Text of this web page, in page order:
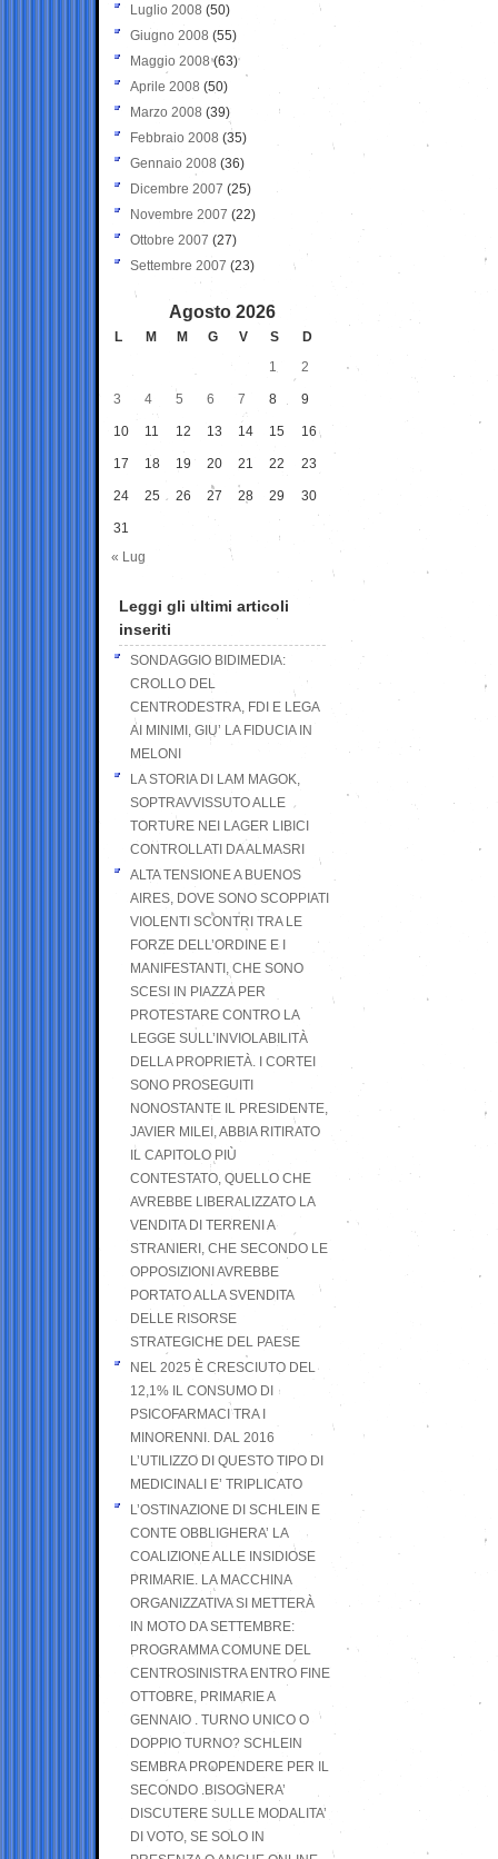
Luglio 2008 (50)
Giugno 2008 (55)
Maggio 2008(63)
Aprile 2008 (50)
Marzo 2008 (39)
Febbraio 2008 (35)
Gennaio 2008 (36)
Dicembre 2007 (25)
Novembre 2007 (22)
Ottobre 2007 (27)
Settembre 2007 (23)
Agosto 2026
L M M G V S
D
1
2
3 4 5 6 7 8 9
10 11 12 13 14 15 16
17 18 19 20 21 22 23
24 25 26 27 28 29 30
31
« Lug
Leggi gli ultimi articoli
inseriti
SONDAGGIO BIDIMEDIA:
CROLLO DEL
CENTRODESTRA, FDI E LEGA
AI MINIMI, GIU’ LA FIDUCIA IN
MELONI
LA STORIA DI LAM MAGOK,
SOPTRAVVISSUTO ALLE
TORTURE NEI LAGER LIBICI
CONTROLLATI DA ALMASRI
ALTA TENSIONE A BUENOS
AIRES, DOVE SONO SCOPPIATI
VIOLENTI SCONTRI TRA LE
FORZE DELL’ORDINE E I
MANIFESTANTI, CHE SONO
SCESI IN PIAZZA PER
PROTESTARE CONTRO LA
LEGGE SULL’INVIOLABILITÀ
DELLA PROPRIETÀ. I CORTEI
SONO PROSEGUITI
NONOSTANTE IL PRESIDENTE,
JAVIER MILEI, ABBIA RITIRATO
IL CAPITOLO PIÙ
CONTESTATO, QUELLO CHE
AVREBBE LIBERALIZZATO LA
VENDITA DI TERRENI A
STRANIERI, CHE SECONDO LE
OPPOSIZIONI AVREBBE
PORTATO ALLA SVENDITA
DELLE RISORSE
STRATEGICHE DEL PAESE
NEL 2025 È CRESCIUTO DEL
12,1% IL CONSUMO DI
PSICOFARMACI TRA I
MINORENNI. DAL 2016
L’UTILIZZO DI QUESTO TIPO DI
MEDICINALI E’ TRIPLICATO
L’OSTINAZIONE DI SCHLEIN E
CONTE OBBLIGHERA’ LA
COALIZIONE ALLE INSIDIOSE
PRIMARIE. LA MACCHINA
ORGANIZZATIVA SI METTERÀ
IN MOTO DA SETTEMBRE:
PROGRAMMA COMUNE DEL
CENTROSINISTRA ENTRO FINE
OTTOBRE, PRIMARIE A
GENNAIO . TURNO UNICO O
DOPPIO TURNO? SCHLEIN
SEMBRA PROPENDERE PER IL
SECONDO .BISOGNERA’
DISCUTERE SULLE MODALITA’
DI VOTO, SE SOLO IN